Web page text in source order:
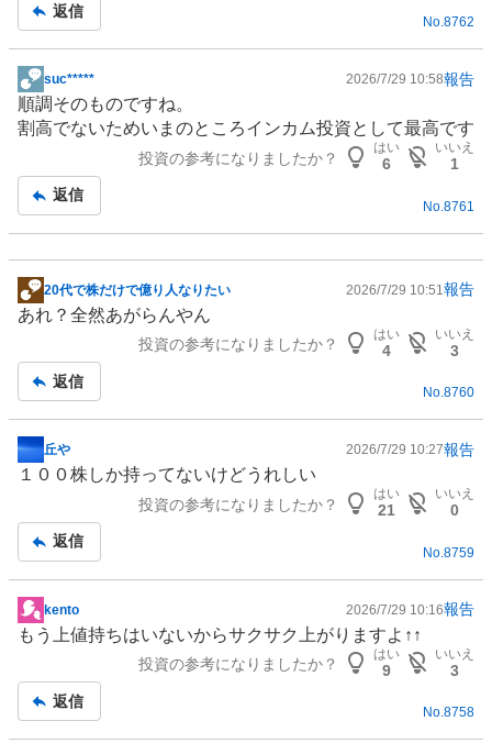
事
返信
No.8762
掲
示
板
suc***** 2026/7/29 10:58報告
順調そのものですね。
割高でないためいまのところインカム投資として最高です
投資の参考になりましたか？
はい
6
いいえ
1
返信
No. 8761
掲
示
事
20代で株だけで億り人なりたい 2026/7/29 10:51 報告
あれ？全然あがらんやん
投資の参考になりましたか？
はい
4
いいえ
3
返信
No.8760
掲
示
事
丘や 2026/7/29 10:27報告
１００株しか持ってないけどうれしい
投資の参考になりましたか？
はい
21
いいえ
0
返信
No. 8759
掲
示
事
kento 2026/7/29 10:16報告
もう上値持ちはいないからサクサク上がりますよ↑↑
投資の参考になりましたか？
はい
9
いいえ
3
返信
No.8758